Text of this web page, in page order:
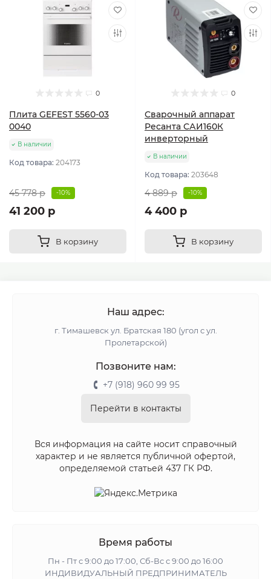
0
Плита GEFEST 5560-03
0040
В наличии
Код товара: 204173
45 778 р -10%
41 200 р
В корзину
0
Сварочный аппарат
Ресанта САИ160К
инверторный
В наличии
Код товара: 203648
4 889 р -10%
4 400 р
В корзину
Наш адрес:
г. Тимашевск ул. Братская 180 (угол с ул.
Пролетарской)
Позвоните нам:
+7 (918) 960 99 95
Перейти в контакты
Вся информация на сайте носит справочный
характер и не является публичной офертой,
определяемой статьей 437 ГК РФ.
Время работы
Пн - Пт с 9:00 до 17:00, Сб-Вс с 9:00 до 16:00
ИНДИВИДУАЛЬНЫЙ ПРЕДПРИНИМАТЕЛЬ